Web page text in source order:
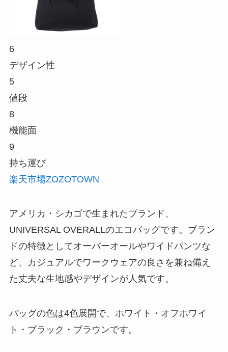
6
デザイン性
5
値段
8
機能面
9
持ち運び
楽天市場ZOZOTOWN
アメリカ・シカゴで生まれたブランド、
UNIVERSAL OVERALLのエコバッグです。ブラン
ドの特徴としてオーバーオールやワイドパンツな
ど、カジュアルでワークウェアの良さを兼ね備え
た丈夫な生地感やデザインが人気です。
バッグの色は4色展開で、ホワイト・オフホワイ
ト・ブラック・ブラウンです。